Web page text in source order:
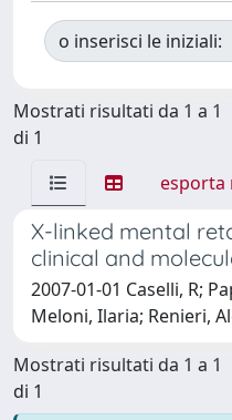
o inserisci le iniziali:
Mostrati risultati da 1 a 1
di 1
esporta
X-linked mental
clinical and
2007-01-01 Caselli, R;
Meloni, Ilaria; Renieri,
Mostrati risultati da 1 a 1
di 1